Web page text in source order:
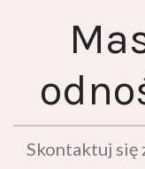
Skontaktuj się